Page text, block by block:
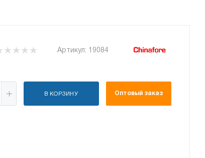
Артикул: 19084
В КОРЗИНУ Оптовый заказ